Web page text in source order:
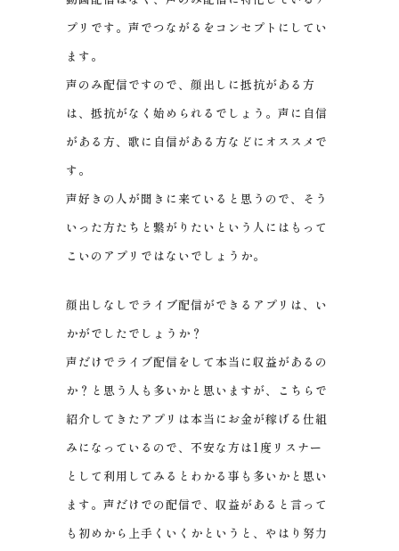
プリです。声でつながるをコンセプトにしてい
ます。
声のみ配信ですので、顔出しに抵抗がある方
は、抵抗がなく始められるでしょう。声に自信
がある方、歌に自信がある方などにオススメで
す。
声好きの人が聞きに来ていると思うので、そう
いった方たちと繋がりたいという人にはもって
こいのアプリではないでしょうか。
顔出しなしでライブ配信ができるアプリは、い
かがでしたでしょうか？
声だけでライブ配信をして本当に収益があるの
か？と思う人も多いかと思いますが、こちらで
紹介してきたアプリは本当にお金が稼げる仕組
みになっているので、不安な方は1度リスナー
として利用してみるとわかる事も多いかと思い
ます。声だけでの配信で、収益があると言って
も初めから上手くいくかというと、やはり努力